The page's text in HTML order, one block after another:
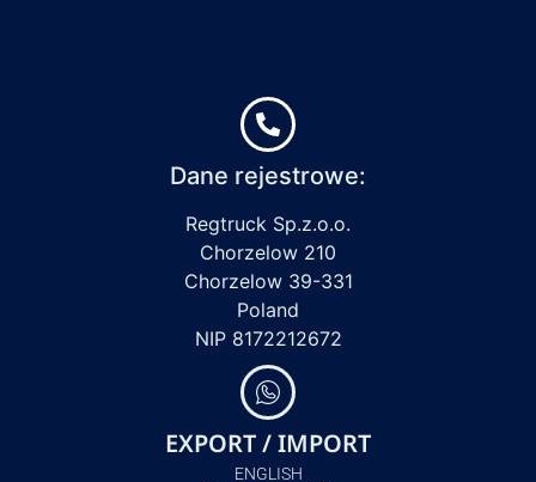
Dane rejestrowe:
Regtruck Sp.z.o.o.
Chorzelow 210
Chorzelow 39-331
Poland
NIP 8172212672
EXPORT / IMPORT
ENGLISH